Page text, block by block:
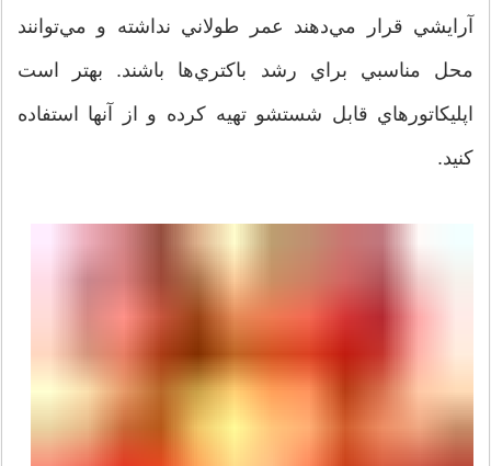
آرايشي قرار مي‌دهند عمر طولاني نداشته و مي‌توانند
محل مناسبي براي رشد باکتري‌ها باشند. بهتر است
اپليکاتورهاي قابل شستشو تهيه کرده و از آنها استفاده
کنيد.